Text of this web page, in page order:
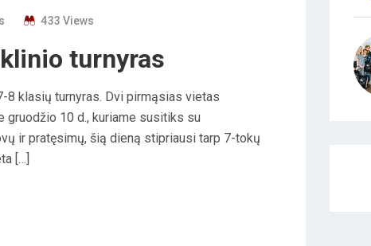
433 Views
turnyras
klasių turnyras. Dvi pirmąsias vietas
10 d., kuriame susitiks su
ir pratęsimų, šią dieną stipriausi tarp 7-tokų
[…]